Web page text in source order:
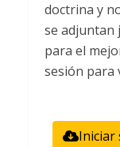
doctrina y
se adjuntan
para el
sesión para
Iniciar